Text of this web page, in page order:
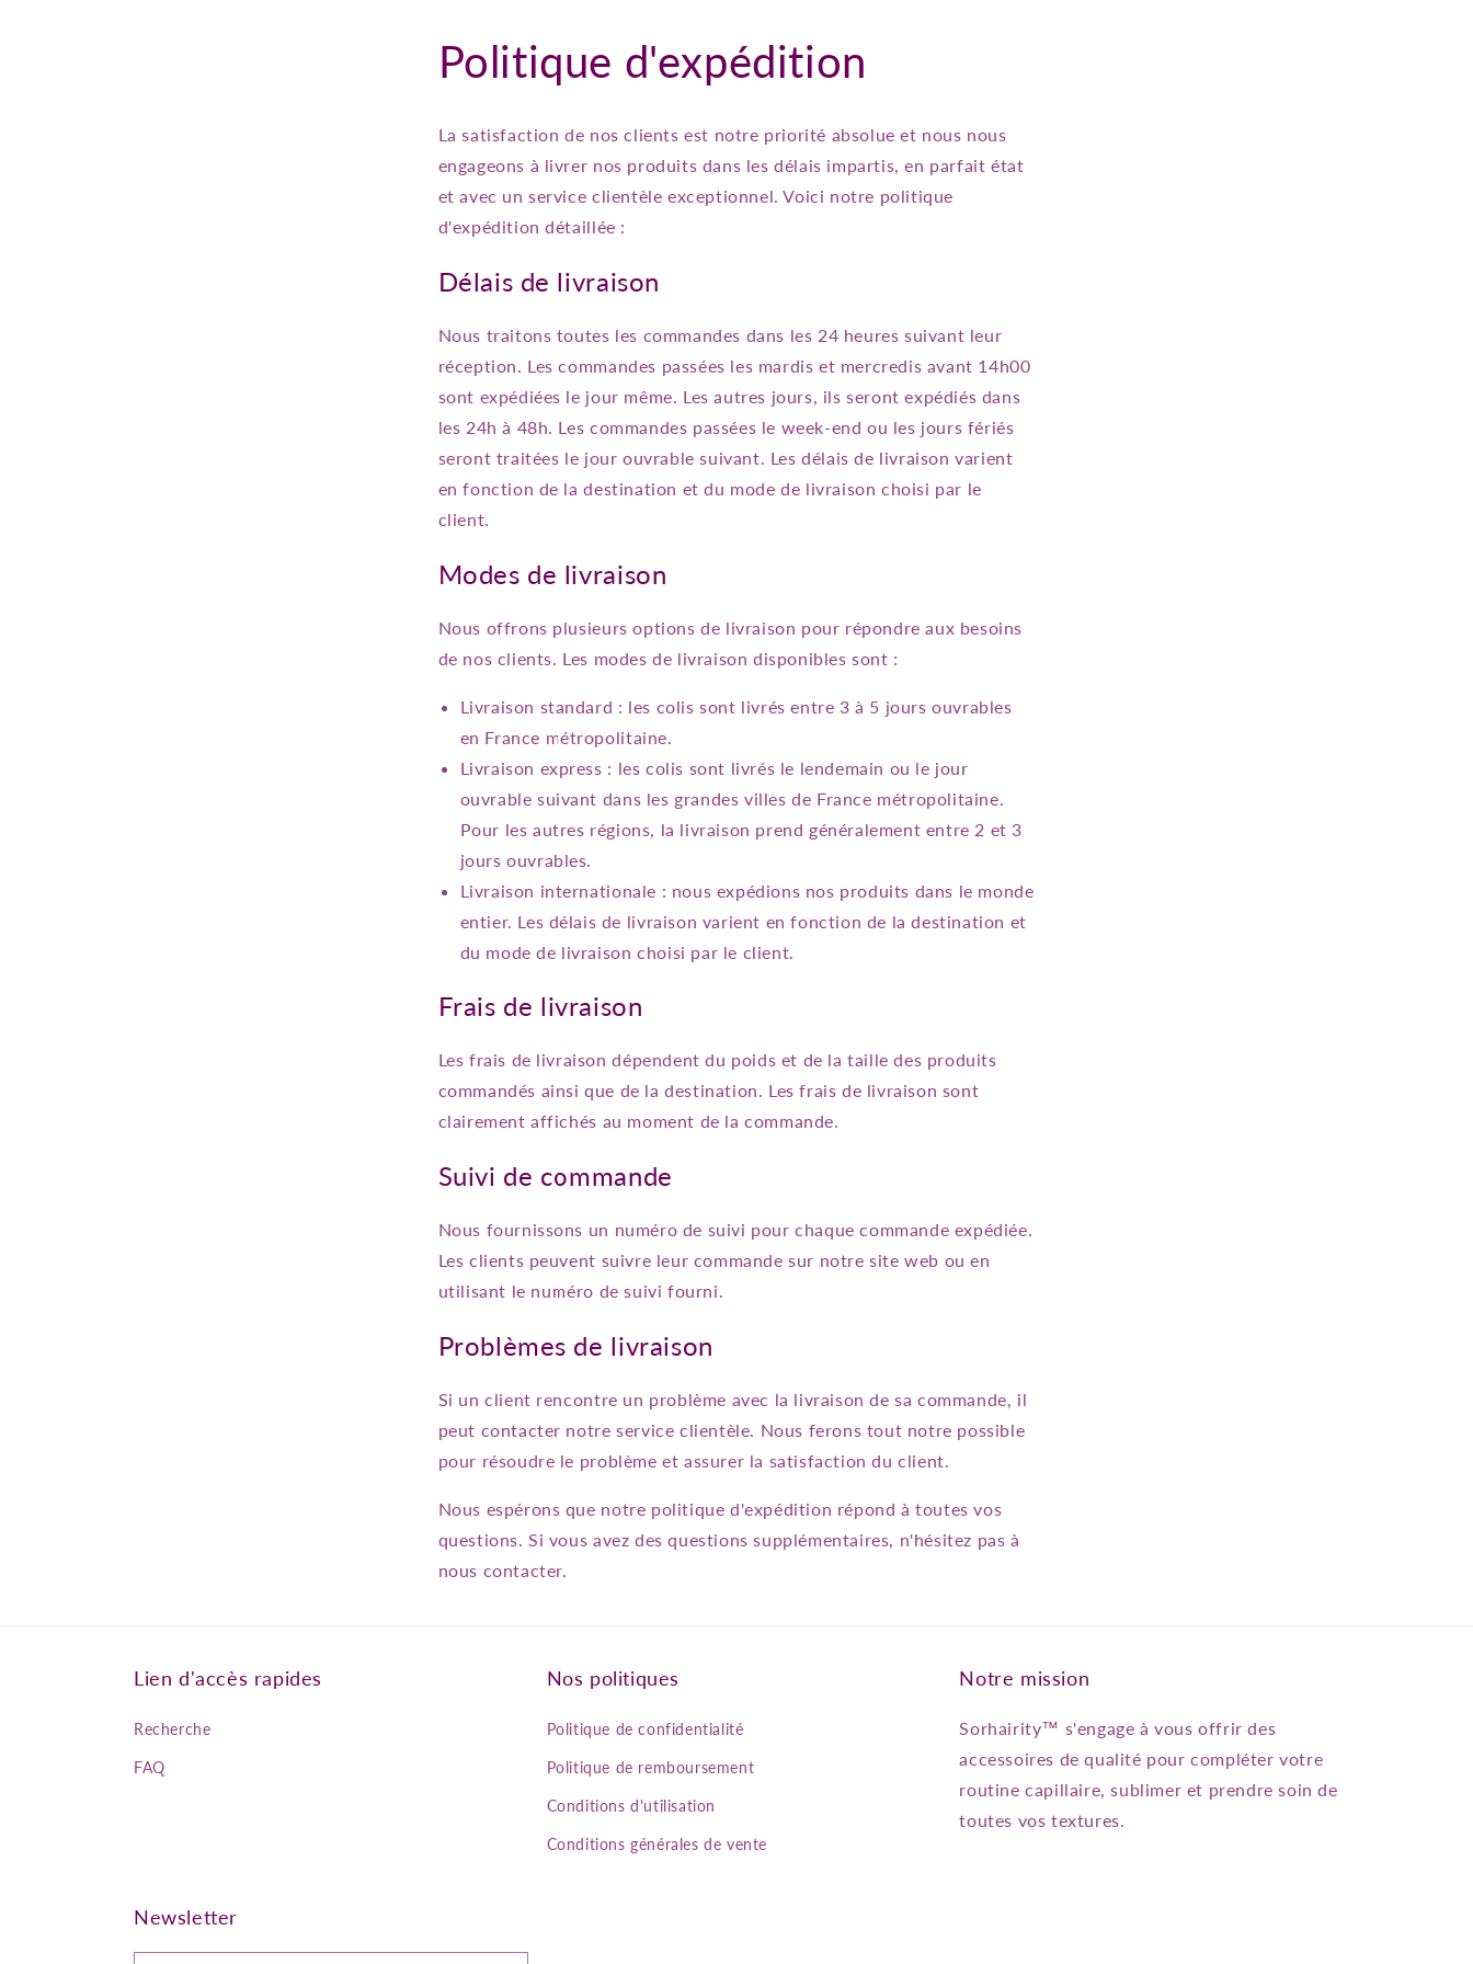
Politique d'expédition
La satisfaction de nos clients est notre priorité absolue et nous nous
engageons à livrer nos produits dans les délais impartis, en parfait état
et avec un service clientèle exceptionnel. Voici notre politique
d'expédition détaillée :
Délais de livraison
Nous traitons toutes les commandes dans les 24 heures suivant leur
réception. Les commandes passées les mardis et mercredis avant 14h00
sont expédiées le jour même. Les autres jours, ils seront expédiés dans
les 24h à 48h. Les commandes passées le week-end ou les jours fériés
seront traitées le jour ouvrable suivant. Les délais de livraison varient
en fonction de la destination et du mode de livraison choisi par le
client.
Modes de livraison
Nous offrons plusieurs options de livraison pour répondre aux besoins
de nos clients. Les modes de livraison disponibles sont :
Livraison standard : les colis sont livrés entre 3 à 5 jours ouvrables
en France métropolitaine.
Livraison express : les colis sont livrés le lendemain ou le jour
ouvrable suivant dans les grandes villes de France métropolitaine.
Pour les autres régions, la livraison prend généralement entre 2 et 3
jours ouvrables.
Livraison internationale : nous expédions nos produits dans le monde
entier. Les délais de livraison varient en fonction de la destination et
du mode de livraison choisi par le client.
Frais de livraison
Les frais de livraison dépendent du poids et de la taille des produits
commandés ainsi que de la destination. Les frais de livraison sont
clairement affichés au moment de la commande.
Suivi de commande
Nous fournissons un numéro de suivi pour chaque commande expédiée.
Les clients peuvent suivre leur commande sur notre site web ou en
utilisant le numéro de suivi fourni.
Problèmes de livraison
Si un client rencontre un problème avec la livraison de sa commande, il
peut contacter notre service clientèle. Nous ferons tout notre possible
pour résoudre le problème et assurer la satisfaction du client.
Nous espérons que notre politique d'expédition répond à toutes vos
questions. Si vous avez des questions supplémentaires, n'hésitez pas à
nous contacter.
Lien d'accès rapides
Recherche
FAQ
Nos politiques
Politique de confidentialité
Politique de remboursement
Conditions d'utilisation
Conditions générales de vente
Notre mission
Sorhairity™ s'engage à vous offrir des
accessoires de qualité pour compléter votre
routine capillaire, sublimer et prendre soin de
toutes vos textures.
Newsletter